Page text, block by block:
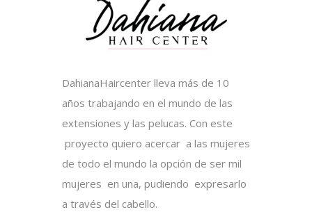
DahianaHaircenter lleva más de 10
años trabajando en el mundo de las
extensiones y las pelucas. Con este
proyecto quiero acercar a las mujeres
de todo el mundo la opción de ser mil
mujeres en una, pudiendo expresarlo
a través del cabello.